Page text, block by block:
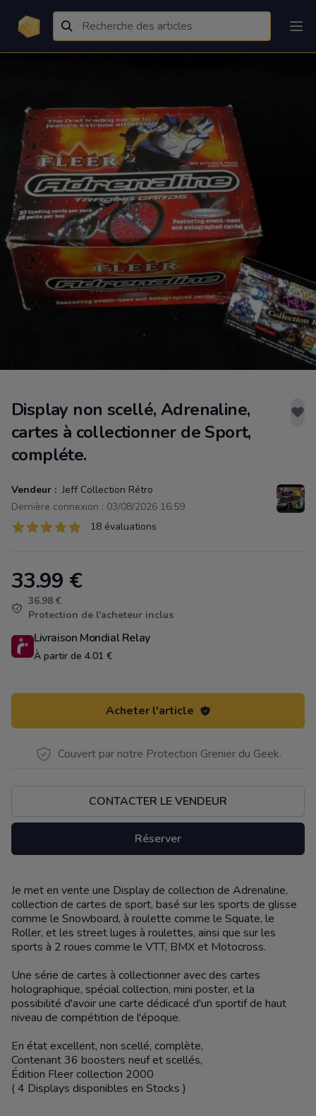
Display non scellé, Adrenaline,
cartes à collectionner de Sport,
compléte.
Vendeur : Jeff Collection Rétro
Dernière connexion : 03/08/2026 16:59
Évaluations
18 sur 5 étoiles 18 évaluations
Product information
33.99 €
36.98 €
Protection de l'acheteur inclus
Livraison Mondial Relay
À partir de 4.01 €
Acheter l'article
Couvert par notre Protection Grenier du Geek.
CONTACTER LE VENDEUR
Réserver
Description
Je met en vente une Display de collection de Adrenaline,
collection de cartes de sport, basé sur les sports de glisse
comme le Snowboard, à roulette comme le Squate, le
Roller, et les street luges à roulettes, ainsi que sur les
sports à 2 roues comme le VTT, BMX et Motocross.
Une série de cartes à collectionner avec des cartes
holographique, spécial collection, mini poster, et la
possibilité d'avoir une carte dédicacé d'un sportif de haut
niveau de compétition de l'époque.
En état excellent, non scellé, complète,
Contenant 36 boosters neuf et scellés,
Édition Fleer collection 2000
( 4 Displays disponibles en Stocks )